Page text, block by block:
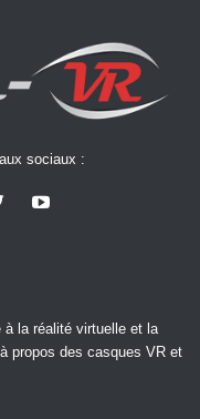
sociaux :
à la réalité virtuelle et la
propos des casques VR et